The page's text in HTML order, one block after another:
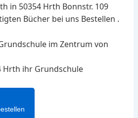
in 50354 Hrth Bonnstr. 109
Bücher bei uns Bestellen .
im Zentrum von
Hrth ihr Grundschule